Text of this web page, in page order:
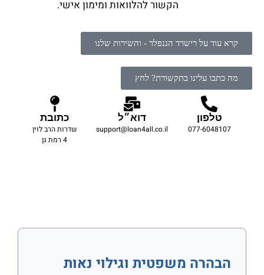
הקשור להלוואות ומימון אישי.
קרא עוד על רישרד הננפלד - והשירות שלנו
מה כתבו עלינו בתקשורת? לחץ
טלפון
077-6048107
דוא״ל
support@loan4all.co.il
כתובת
שדרות הרב לוין
4 רמת גן
הבהרה משפטית וגילוי נאות